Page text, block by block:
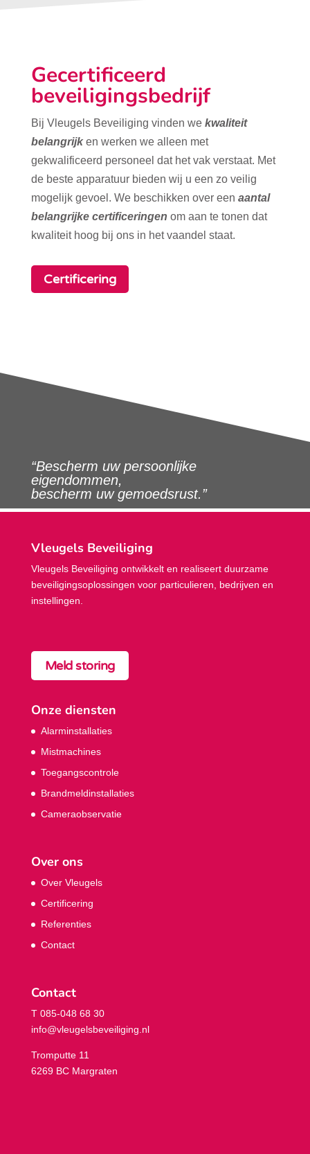
Gecertificeerd
beveiligingsbedrijf
Bij Vleugels Beveiliging vinden we kwaliteit
belangrijk en werken we alleen met
gekwalificeerd personeel dat het vak verstaat. Met
de beste apparatuur bieden wij u een zo veilig
mogelijk gevoel. We beschikken over een aantal
belangrijke certificeringen om aan te tonen dat
kwaliteit hoog bij ons in het vaandel staat.
Certificering
“Bescherm uw persoonlijke
eigendommen,
bescherm uw gemoedsrust.”
Vleugels Beveiliging
Vleugels Beveiliging ontwikkelt en realiseert duurzame
beveiligings­oplossingen voor particulieren, bedrijven en
instellingen.
Meld storing
Onze diensten
Alarminstallaties
Mistmachines
Toegangscontrole
Brandmeldinstallaties
Cameraobservatie
Over ons
Over Vleugels
Certificering
Referenties
Contact
Contact
T 085-048 68 30
info@vleugelsbeveiliging.nl
Tromputte 11
6269 BC Margraten